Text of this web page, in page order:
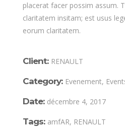
placerat facer possim assum.
claritatem insitam; est usus
eorum claritatem.
Client: RENAULT
Category: Evenement,
Date: décembre 4, 2017
Tags: amfAR, RENAULT